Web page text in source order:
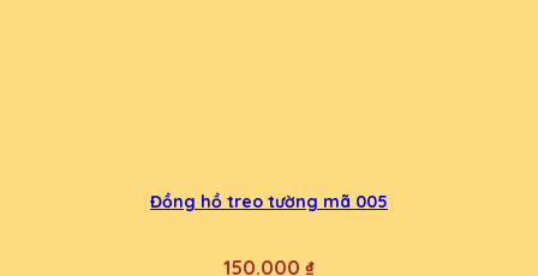
Đồng hồ treo tường mã 005
150.000 ₫